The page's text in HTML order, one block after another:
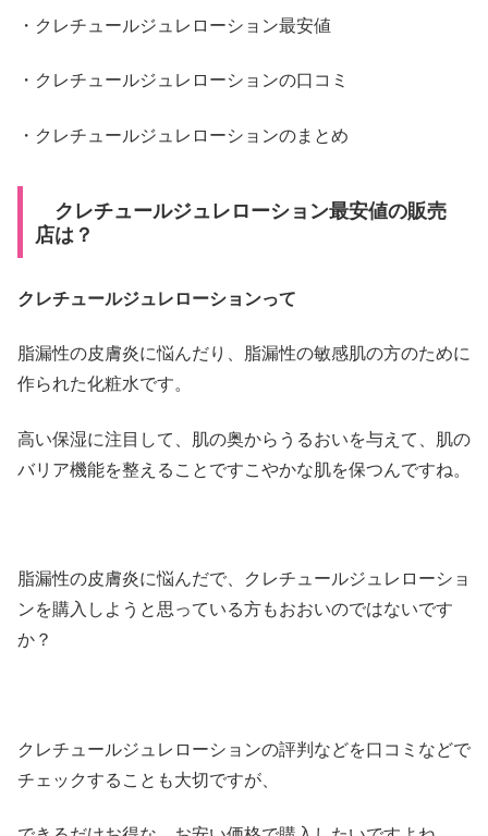
・クレチュールジュレローション最安値
・クレチュールジュレローションの口コミ
・クレチュールジュレローションのまとめ
クレチュールジュレローション最安値の販売
店は？
クレチュールジュレローションって
脂漏性の皮膚炎に悩んだり、脂漏性の敏感肌の方のために
作られた化粧水です。
高い保湿に注目して、肌の奥からうるおいを与えて、肌の
バリア機能を整えることですこやかな肌を保つんですね。
脂漏性の皮膚炎に悩んだで、クレチュールジュレローショ
ンを購入しようと思っている方もおおいのではないです
か？
クレチュールジュレローションの評判などを口コミなどで
チェックすることも大切ですが、